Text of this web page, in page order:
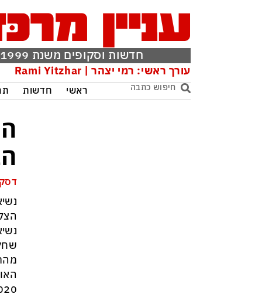
חדשות וסקופים משנת 1999
עורך ראשי: רמי יצהר | Rami Yitzhar
ראשי חדשות